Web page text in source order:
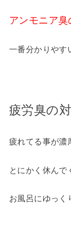
アンモニア
一番分かりやす
疲労臭の
疲れてる事が濃
とにかく休んで
お風呂にゆっく